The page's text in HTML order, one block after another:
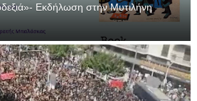
Εκδήλωση στην Μυτιλήνη